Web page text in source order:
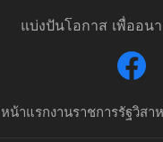
แบ่งปันโอกาส เพื่ออน
หน้าแรกงานราชการรัฐวิสา